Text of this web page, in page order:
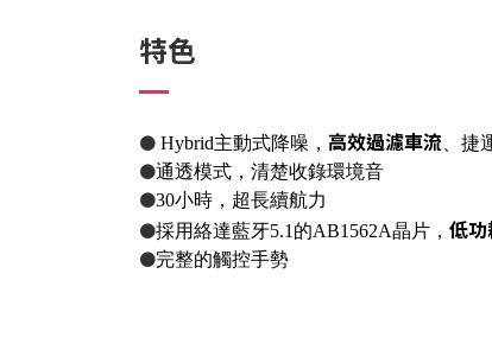
特色
● Hybrid主動式降噪， 高效過濾車流 、
●通透模式，清楚收錄環境音
●30小時，超長續航力
●採用絡達藍牙5.1的AB1562A晶片， 低
●完整的觸控手勢